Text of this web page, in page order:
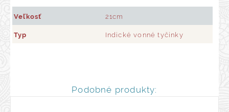
Veľkosť 21cm
Typ Indické vonné tyčinky
Podobné produkty: